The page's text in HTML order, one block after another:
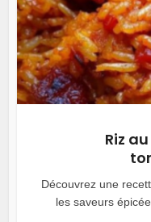
Riz
Découvrez une
les saveurs